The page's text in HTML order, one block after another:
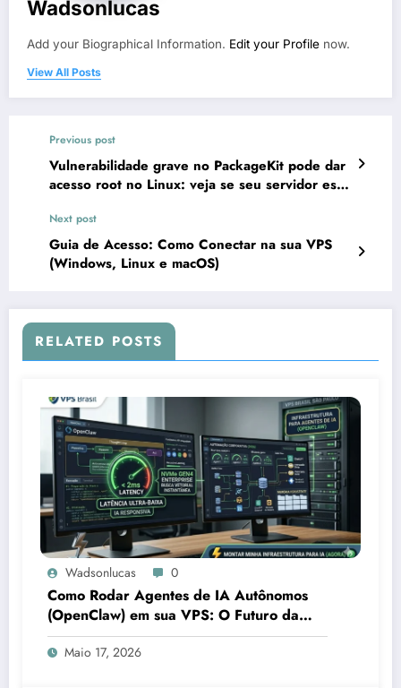
Wadsonlucas
Add your Biographical Information. Edit your Profile now.
View All Posts
Previous post
Vulnerabilidade grave no PackageKit pode dar
acesso root no Linux: veja se seu servidor está
Next post
Guia de Acesso: Como Conectar na sua VPS
(Windows, Linux e macOS)
RELATED POSTS
Wadsonlucas 0
Como Rodar Agentes de IA Autônomos
(OpenClaw) em sua VPS: O Futuro da
Automação Corporativa
Maio 17, 2026